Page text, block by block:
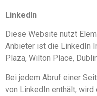
LinkedIn
Diese Website nutzt
Anbieter ist die LinkedIn
Plaza, Wilton Place,
Bei jedem Abruf einer
von LinkedIn enthält, wird